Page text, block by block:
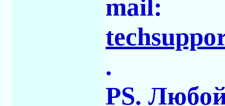
mail:
.
PS.